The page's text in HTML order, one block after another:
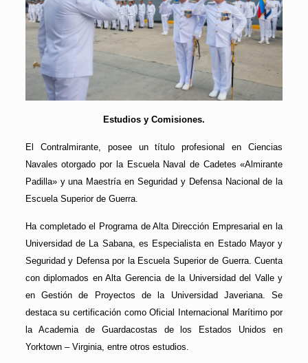
Estudios y Comisiones.
El Contralmirante, posee un título profesional en Ciencias
Navales otorgado por la Escuela Naval de Cadetes «Almirante
Padilla» y una Maestría en Seguridad y Defensa Nacional de la
Escuela Superior de Guerra.
Ha completado el Programa de Alta Dirección Empresarial en la
Universidad de La Sabana, es Especialista en Estado Mayor y
Seguridad y Defensa por la Escuela Superior de Guerra. Cuenta
con diplomados en Alta Gerencia de la Universidad del Valle y
en Gestión de Proyectos de la Universidad Javeriana. Se
destaca su certificación como Oficial Internacional Marítimo por
la Academia de Guardacostas de los Estados Unidos en
Yorktown – Virginia, entre otros estudios.